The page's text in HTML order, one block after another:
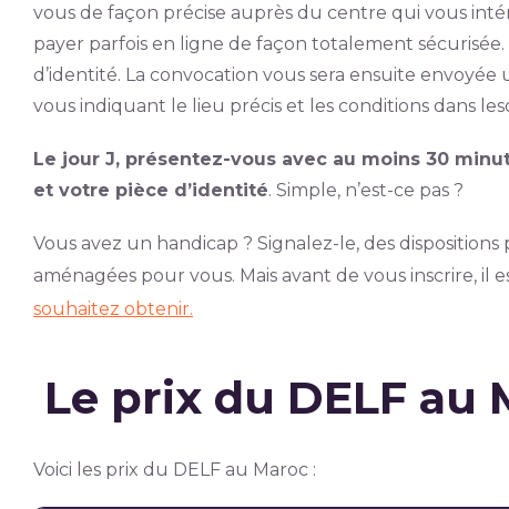
vous de façon précise auprès du centre qui vous
payer parfois en ligne de façon totalement
d’identité. La convocation vous sera ensuite
vous indiquant le lieu précis et les conditions dans
Le jour J, présentez-vous avec au moins 30
et votre pièce d’identité. Simple, n’est-ce pas ?
Vous avez un handicap ? Signalez-le, des
aménagées pour vous. Mais avant de vous inscrire, il
souhaitez obtenir.
Le prix du DELF au
Voici les prix du DELF au Maroc :